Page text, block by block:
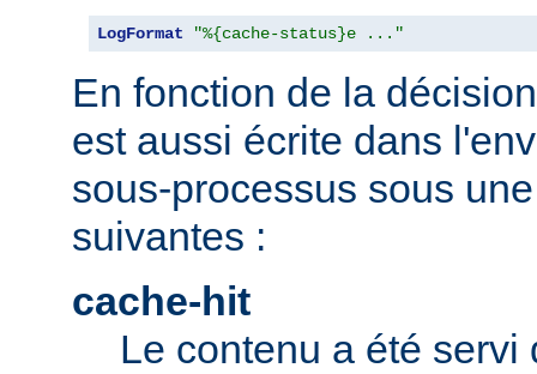
LogFormat "%{cache-status}e ..."
En fonction de la
est aussi écrite dans
sous-processus sous
suivantes :
cache-hit
Le contenu a été servi